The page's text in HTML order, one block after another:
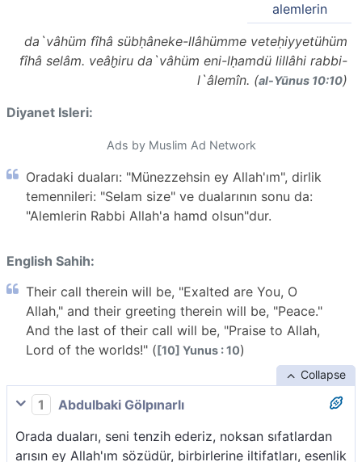
alemlerin
da`vâhüm fîhâ sübḥâneke-llâhümme veteḥiyyetühüm
fîhâ selâm. veâḫiru da`vâhüm eni-lḥamdü lillâhi rabbi-
l`âlemîn. (al-Yūnus 10:10)
Diyanet Isleri:
Ads by Muslim Ad Network
Oradaki duaları: "Münezzehsin ey Allah'ım", dirlik
temennileri: "Selam size" ve dualarının sonu da:
"Alemlerin Rabbi Allah'a hamd olsun"dur.
English Sahih:
Their call therein will be, "Exalted are You, O
Allah," and their greeting therein will be, "Peace."
And the last of their call will be, "Praise to Allah,
Lord of the worlds!" ([10] Yunus : 10)
Collapse
1
Abdulbaki Gölpınarlı
Orada duaları, seni tenzih ederiz, noksan sıfatlardan
arısın ey Allah'ım sözüdür, birbirlerine iltifatları, esenlik